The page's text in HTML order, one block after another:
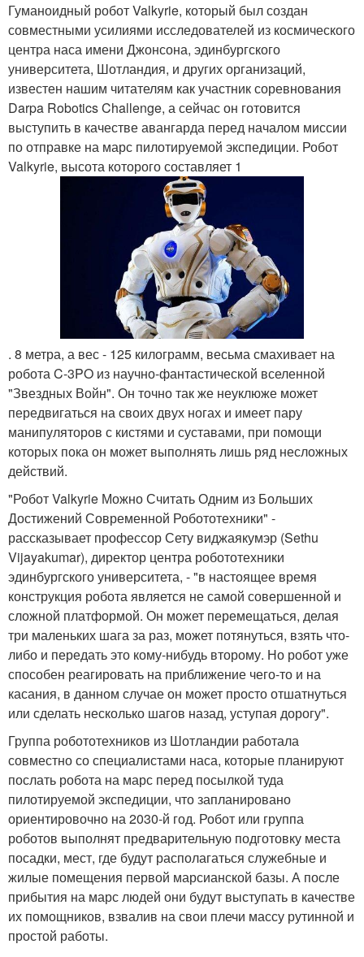
Гуманоидный робот Valkyrie, который был создан
совместными усилиями исследователей из космического
центра наса имени Джонсона, эдинбургского
университета, Шотландия, и других организаций,
известен нашим читателям как участник соревнования
Darpa Robotics Challenge, а сейчас он готовится
выступить в качестве авангарда перед началом миссии
по отправке на марс пилотируемой экспедиции. Робот
Valkyrie, высота которого составляет 1
. 8 метра, а вес - 125 килограмм, весьма смахивает на
робота C-3PO из научно-фантастической вселенной
"Звездных Войн". Он точно так же неуклюже может
передвигаться на своих двух ногах и имеет пару
манипуляторов с кистями и суставами, при помощи
которых пока он может выполнять лишь ряд несложных
действий.
"Робот Valkyrie Можно Считать Одним из Больших
Достижений Современной Робототехники" -
рассказывает профессор Сету виджаякумэр (Sethu
Vijayakumar), директор центра робототехники
эдинбургского университета, - "в настоящее время
конструкция робота является не самой совершенной и
сложной платформой. Он может перемещаться, делая
три маленьких шага за раз, может потянуться, взять что-
либо и передать это кому-нибудь второму. Но робот уже
способен реагировать на приближение чего-то и на
касания, в данном случае он может просто отшатнуться
или сделать несколько шагов назад, уступая дорогу".
Группа робототехников из Шотландии работала
совместно со специалистами наса, которые планируют
послать робота на марс перед посылкой туда
пилотируемой экспедиции, что запланировано
ориентировочно на 2030-й год. Робот или группа
роботов выполнят предварительную подготовку места
посадки, мест, где будут располагаться служебные и
жилые помещения первой марсианской базы. А после
прибытия на марс людей они будут выступать в качестве
их помощников, взвалив на свои плечи массу рутинной и
простой работы.